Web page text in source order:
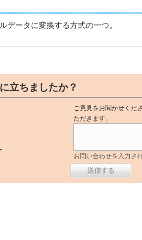
データに変換する方式の一つ。
立ちましたか？
ご意見をお聞かせくだ
ただきます。
お問い合わせを入力さ